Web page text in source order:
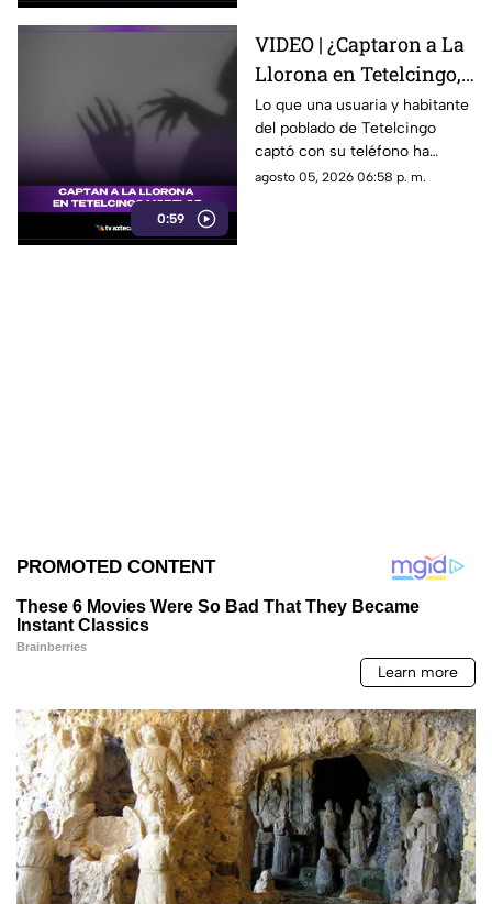
0:59
VIDEO | ¿Captaron a La
Llorona en Tetelcingo,
Morelos? Misteriosa
figura y lamentos en
Tetelcingo, Morelos,
estremecen las redes
Lo que una usuaria y habitante
del poblado de Tetelcingo
captó con su teléfono ha
dejado a muchos morelenses
agosto 05, 2026 06:58 p. m.